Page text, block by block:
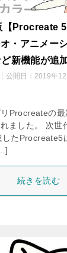
Procreate
・アニメー
新機能が追加
公開日： 2019年12
Procreateの最
ました。 次世
たProcreate5
続きを読む